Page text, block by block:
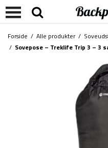
Forside / Alle produkter/
/ Sovepose – Treklife Trip 3 – 3